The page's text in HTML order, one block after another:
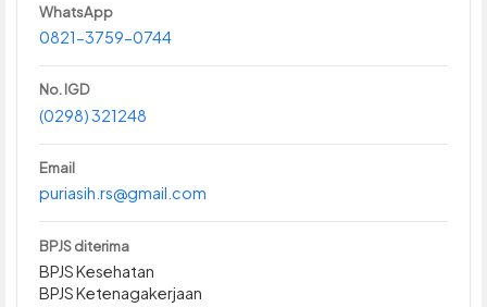
WhatsApp
0821-3759-0744
No. IGD
(0298) 321248
Email
puriasih.rs@gmail.com
BPJS diterima
BPJS Kesehatan
BPJS Ketenagakerjaan